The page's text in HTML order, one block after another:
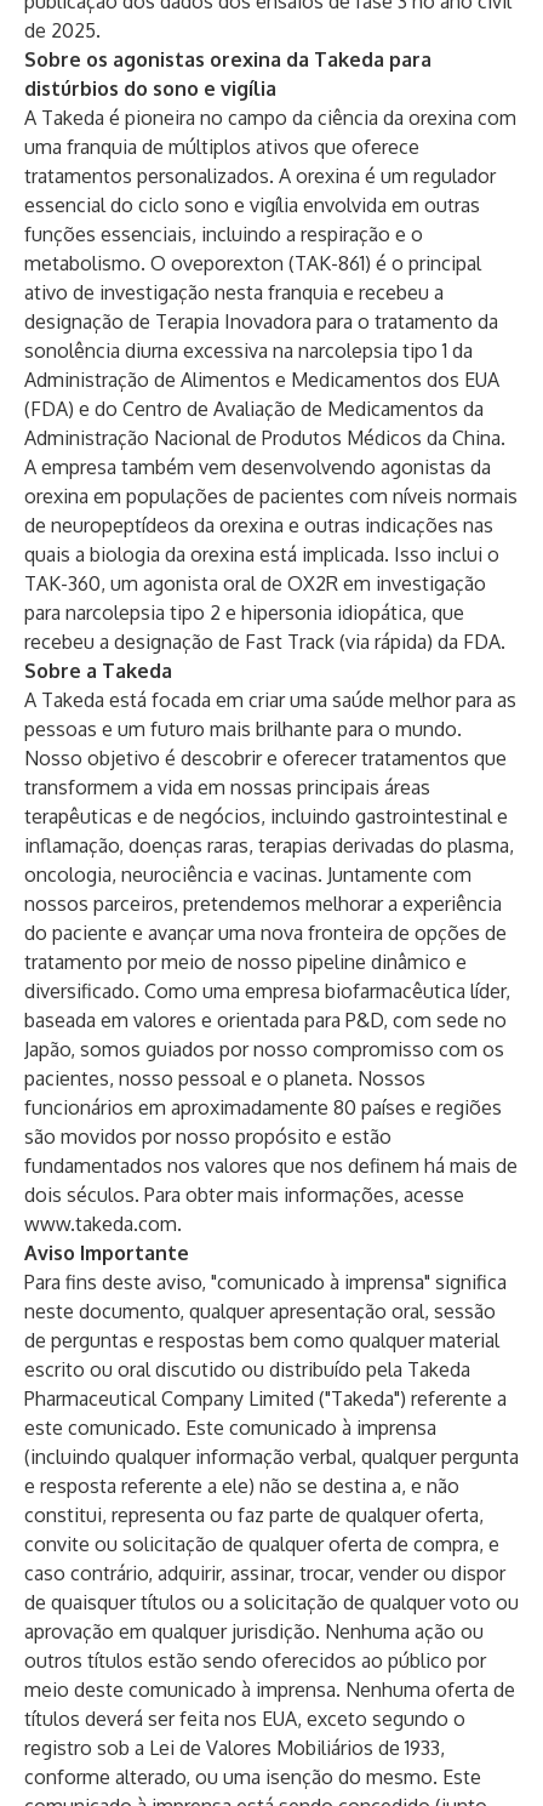
de 2025.
Sobre os agonistas orexina da Takeda para
distúrbios do sono e vigília
A Takeda é pioneira no campo da ciência da orexina com
uma franquia de múltiplos ativos que oferece
tratamentos personalizados. A orexina é um regulador
essencial do ciclo sono e vigília envolvida em outras
funções essenciais, incluindo a respiração e o
metabolismo. O oveporexton (TAK-861) é o principal
ativo de investigação nesta franquia e recebeu a
designação de Terapia Inovadora para o tratamento da
sonolência diurna excessiva na narcolepsia tipo 1 da
Administração de Alimentos e Medicamentos dos EUA
(FDA) e do Centro de Avaliação de Medicamentos da
Administração Nacional de Produtos Médicos da China.
A empresa também vem desenvolvendo agonistas da
orexina em populações de pacientes com níveis normais
de neuropeptídeos da orexina e outras indicações nas
quais a biologia da orexina está implicada. Isso inclui o
TAK-360, um agonista oral de OX2R em investigação
para narcolepsia tipo 2 e hipersonia idiopática, que
recebeu a designação de Fast Track (via rápida) da FDA.
Sobre a Takeda
A Takeda está focada em criar uma saúde melhor para as
pessoas e um futuro mais brilhante para o mundo.
Nosso objetivo é descobrir e oferecer tratamentos que
transformem a vida em nossas principais áreas
terapêuticas e de negócios, incluindo gastrointestinal e
inflamação, doenças raras, terapias derivadas do plasma,
oncologia, neurociência e vacinas. Juntamente com
nossos parceiros, pretendemos melhorar a experiência
do paciente e avançar uma nova fronteira de opções de
tratamento por meio de nosso pipeline dinâmico e
diversificado. Como uma empresa biofarmacêutica líder,
baseada em valores e orientada para P&D, com sede no
Japão, somos guiados por nosso compromisso com os
pacientes, nosso pessoal e o planeta. Nossos
funcionários em aproximadamente 80 países e regiões
são movidos por nosso propósito e estão
fundamentados nos valores que nos definem há mais de
dois séculos. Para obter mais informações, acesse
www.takeda.com.
Aviso Importante
Para fins deste aviso, "comunicado à imprensa" significa
neste documento, qualquer apresentação oral, sessão
de perguntas e respostas bem como qualquer material
escrito ou oral discutido ou distribuído pela Takeda
Pharmaceutical Company Limited ("Takeda") referente a
este comunicado. Este comunicado à imprensa
(incluindo qualquer informação verbal, qualquer pergunta
e resposta referente a ele) não se destina a, e não
constitui, representa ou faz parte de qualquer oferta,
convite ou solicitação de qualquer oferta de compra, e
caso contrário, adquirir, assinar, trocar, vender ou dispor
de quaisquer títulos ou a solicitação de qualquer voto ou
aprovação em qualquer jurisdição. Nenhuma ação ou
outros títulos estão sendo oferecidos ao público por
meio deste comunicado à imprensa. Nenhuma oferta de
títulos deverá ser feita nos EUA, exceto segundo o
registro sob a Lei de Valores Mobiliários de 1933,
conforme alterado, ou uma isenção do mesmo. Este